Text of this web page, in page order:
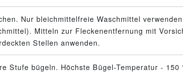
Nur bleichmittelfreie Waschmittel
Mitteln zur Fleckenentfernung mit
Stellen anwenden.
Stufe bügeln. Höchste Bügel-Temperatur - 150